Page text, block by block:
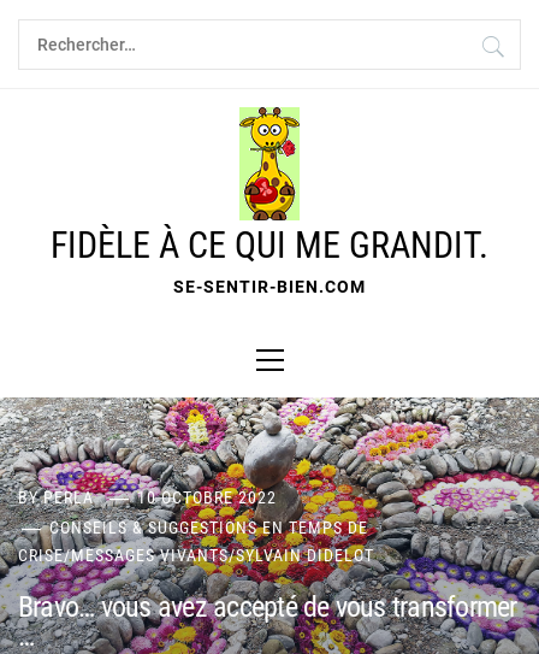
Skip
content
Rechercher :
FIDÈLE À CE QUI ME GRANDIT.
SE-SENTIR-BIEN.COM
Menu
BYPERLA
10 OCTOBRE 2022
CONSEILS & SUGGESTIONS EN TEMPS DE
CRISE/MESSAGES VIVANTS/SYLVAIN DIDELOT
Bravo… vous avez accepté de vous transformer
…